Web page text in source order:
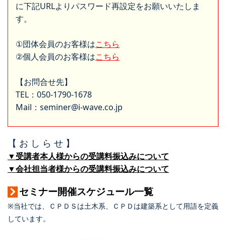
に下記URLよりパスワード再設定をお願いいたしま
す。
①団体会員のお客様はこちら
②個人会員のお客様はこちら
【お問合せ先】
TEL：050-1790-1678
Mail：seminer@i-wave.co.jp
【 お し ら せ 】
▼受講者本人様からの受講料振込みについて
▼会社担当者様からの受講料振込みについて
セミナー開催スケジュール一覧
※当社では、ＣＰＤＳは土木系、ＣＰＤは建築系として用語を定義
しています。